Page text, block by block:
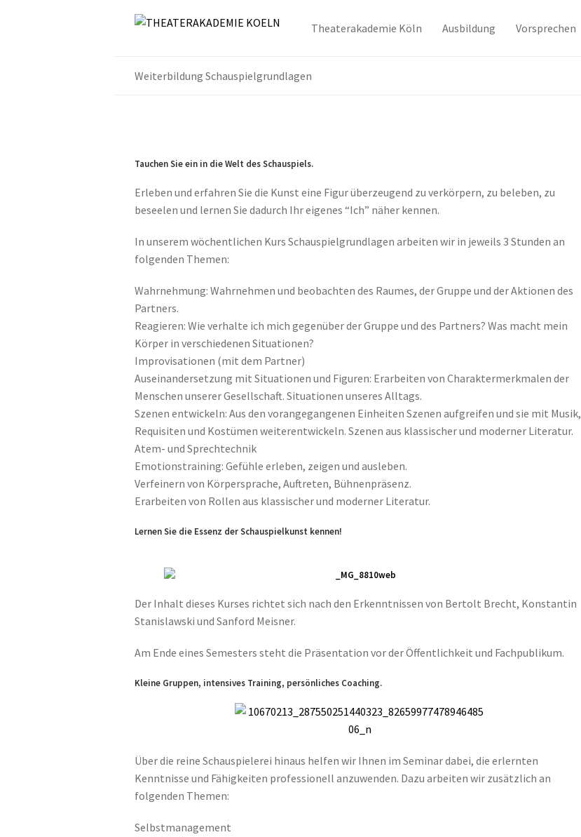
Theaterakademie Köln Ausbildung Vorsprechen
Weiterbildung Schauspielgrundlagen
Tauchen Sie ein in die Welt des Schauspiels.
Erleben und erfahren Sie die Kunst eine Figur überzeugend zu verkörpern, zu beleben, zu
beseelen und lernen Sie dadurch Ihr eigenes “Ich” näher kennen.
In unserem wöchentlichen Kurs Schauspielgrundlagen arbeiten wir in jeweils 3 Stunden an
folgenden Themen:
Wahrnehmung: Wahrnehmen und beobachten des Raumes, der Gruppe und der Aktionen des
Partners.
Reagieren: Wie verhalte ich mich gegenüber der Gruppe und des Partners? Was macht mein
Körper in verschiedenen Situationen?
Improvisationen (mit dem Partner)
Auseinandersetzung mit Situationen und Figuren: Erarbeiten von Charaktermerkmalen der
Menschen unserer Gesellschaft. Situationen unseres Alltags.
Szenen entwickeln: Aus den vorangegangenen Einheiten Szenen aufgreifen und sie mit Musik,
Requisiten und Kostümen weiterentwickeln. Szenen aus klassischer und moderner Literatur.
Atem- und Sprechtechnik
Emotionstraining: Gefühle erleben, zeigen und ausleben.
Verfeinern von Körpersprache, Auftreten, Bühnenpräsenz.
Erarbeiten von Rollen aus klassischer und moderner Literatur.
Lernen Sie die Essenz der Schauspielkunst kennen!
Der Inhalt dieses Kurses richtet sich nach den Erkenntnissen von Bertolt Brecht, Konstantin
Stanislawski und Sanford Meisner.
Am Ende eines Semesters steht die Präsentation vor der Öffentlichkeit und Fachpublikum.
Kleine Gruppen, intensives Training, persönliches Coaching.
Über die reine Schauspielerei hinaus helfen wir Ihnen im Seminar dabei, die erlernten
Kenntnisse und Fähigkeiten professionell anzuwenden. Dazu arbeiten wir zusätzlich an
folgenden Themen:
Selbstmanagement